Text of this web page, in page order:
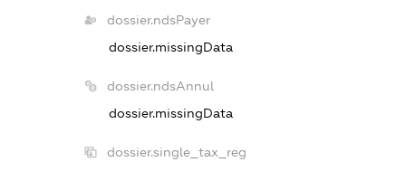
dossier.ndsPayer
dossier.missingData
dossier.ndsAnnul
dossier.missingData
dossier.single_tax_reg